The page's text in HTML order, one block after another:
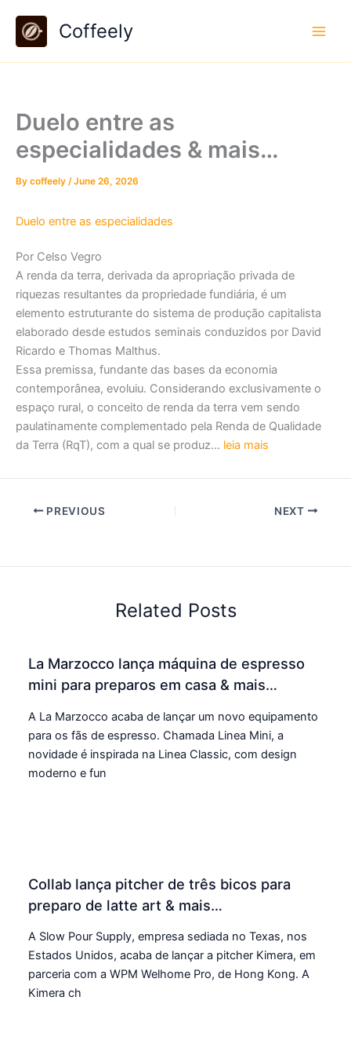
content
Coffeely
Duelo entre as
especialidades & mais…
By coffeely /June 26, 2026
Duelo entre as especialidades
Por Celso Vegro
A renda da terra, derivada da apropriação privada de
riquezas resultantes da propriedade fundiária, é um
elemento estruturante do sistema de produção capitalista
elaborado desde estudos seminais conduzidos por David
Ricardo e Thomas Malthus.
Essa premissa, fundante das bases da economia
contemporânea, evoluiu. Considerando exclusivamente o
espaço rural, o conceito de renda da terra vem sendo
paulatinamente complementado pela Renda de Qualidade
da Terra (RqT), com a qual se produz… leia mais
PREVIOUS NEXT
Related Posts
La Marzocco lança máquina de espresso
mini para preparos em casa & mais…
A La Marzocco acaba de lançar um novo equipamento
para os fãs de espresso. Chamada Linea Mini, a
novidade é inspirada na Linea Classic, com design
moderno e fun
Collab lança pitcher de três bicos para
preparo de latte art & mais…
A Slow Pour Supply, empresa sediada no Texas, nos
Estados Unidos, acaba de lançar a pitcher Kimera, em
parceria com a WPM Welhome Pro, de Hong Kong. A
Kimera ch